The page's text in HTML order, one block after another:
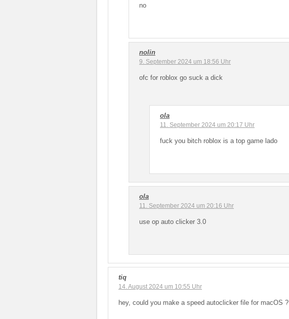
no
nolin
9. September 2024 um 18:56 Uhr
ofc for roblox go suck a dick
ola
11. September 2024 um 20:17 Uhr
fuck you bitch roblox is a top game lado
ola
11. September 2024 um 20:16 Uhr
use op auto clicker 3.0
tiq
14. August 2024 um 10:55 Uhr
hey, could you make a speed autoclicker file for macOS ?